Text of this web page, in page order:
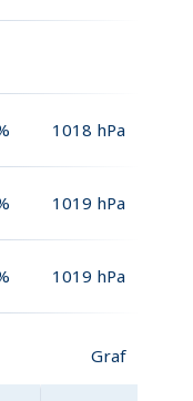
1018 hPa
1019 hPa
1019 hPa
Graf